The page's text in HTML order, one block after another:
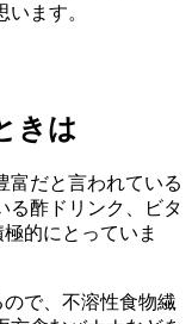
ます。
きは
富だと言われている
る酢ドリンク、ビタ
的にとっていま
で、不溶性食物繊